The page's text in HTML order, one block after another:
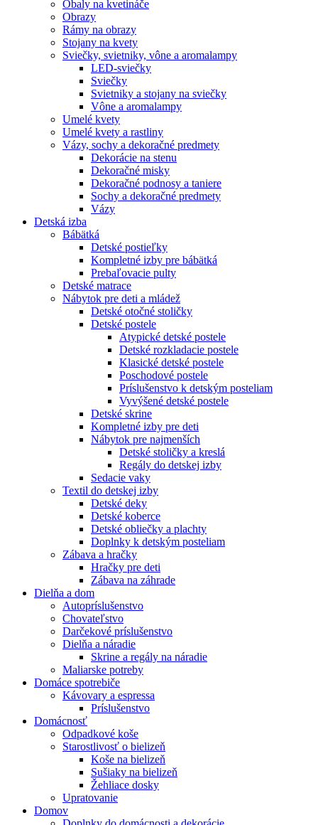
Obaly na kvetináče
Obrazy
Rámy na obrazy
Stojany na kvety
Sviečky, svietniky, vône a aromalampy
LED-sviečky
Sviečky
Svietniky a stojany na sviečky
Vône a aromalampy
Umelé kvety
Umelé kvety a rastliny
Vázy, sochy a dekoračné predmety
Dekorácie na stenu
Dekoračné misky
Dekoračné podnosy a taniere
Sochy a dekoračné predmety
Vázy
Detská izba
Bábätká
Detské postieľky
Kompletné izby pre bábätká
Prebaľovacie pulty
Detské matrace
Nábytok pre deti a mládež
Detské otočné stoličky
Detské postele
Atypické detské postele
Detské rozkladacie postele
Klasické detské postele
Poschodové postele
Príslušenstvo k detským posteliam
Vyvýšené detské postele
Detské skrine
Kompletné izby pre deti
Nábytok pre najmenších
Detské stoličky a kreslá
Regály do detskej izby
Sedacie vaky
Textil do detskej izby
Detské deky
Detské koberce
Detské obliečky a plachty
Doplnky k detským posteliam
Zábava a hračky
Hračky pre deti
Zábava na záhrade
Dielňa a dom
Autopríslušenstvo
Chovateľstvo
Darčekové príslušenstvo
Dielňa a náradie
Skrine a regály na náradie
Maliarske potreby
Domáce spotrebiče
Kávovary a espressa
Príslušenstvo
Domácnosť
Odpadkové koše
Starostlivosť o bielizeň
Koše na bielizeň
Sušiaky na bielizeň
Žehliace dosky
Upratovanie
Domov